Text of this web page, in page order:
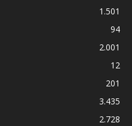
1.501
94
2.001
12
201
3.435
2.728